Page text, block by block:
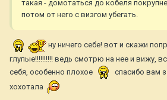
такая - домотаться до кобеля
потом от него с визгом убегать.
ну ничего себе! вот и скажи
глупые!!!!!!!!!! ведь смотрю на нее и вижу,
себя, особенно плохое
спасибо вам
хохотала